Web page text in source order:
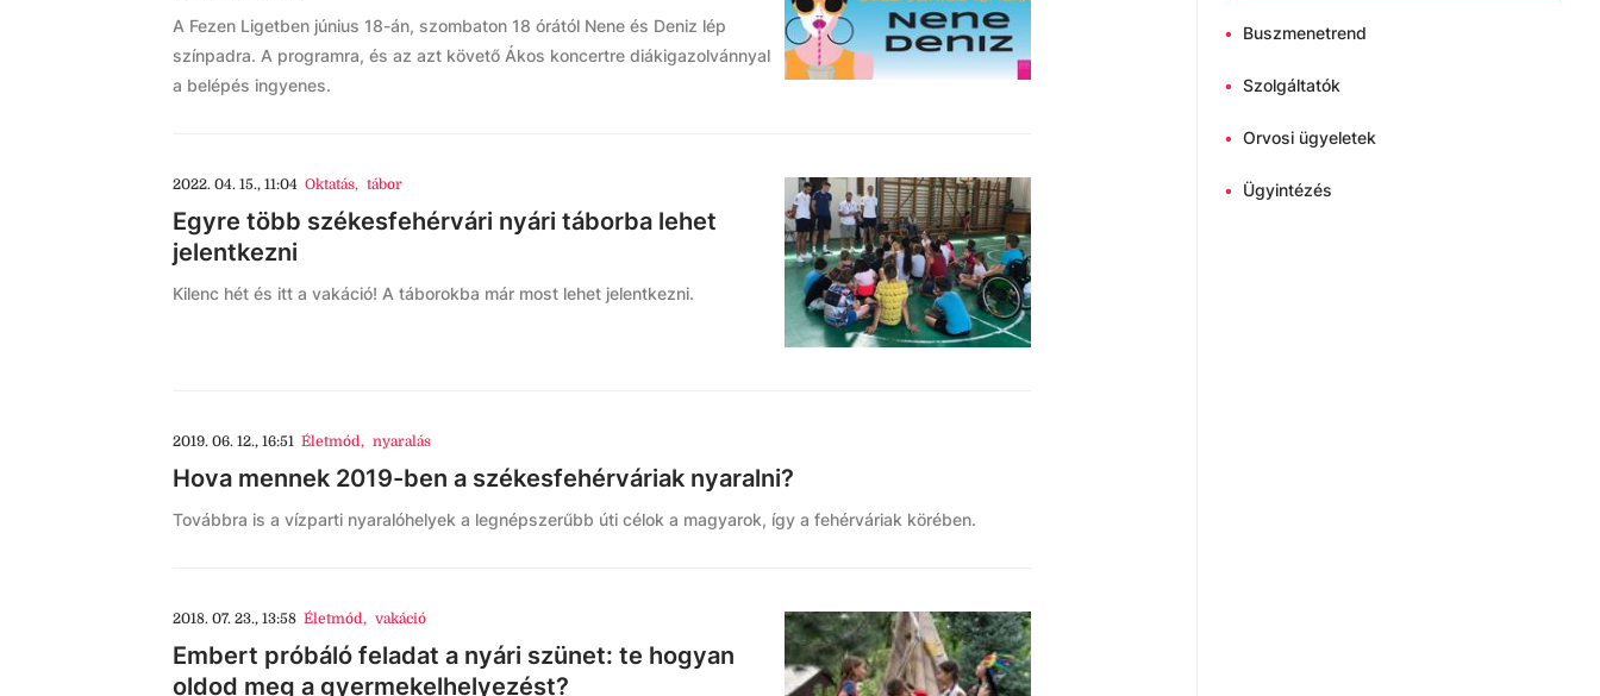
A Fezen Ligetben június 18-án, szombaton 18 órától Nene és Deniz lép
színpadra. A programra, és az azt követő Ákos koncertre diákigazolvánnyal
a belépés ingyenes.
2022. 04. 15., 11:04 Oktatás, tábor
Egyre több székesfehérvári nyári táborba lehet
jelentkezni
Kilenc hét és itt a vakáció! A táborokba már most lehet jelentkezni.
2019. 06. 12., 16:51 Életmód, nyaralás
Hova mennek 2019-ben a székesfehérváriak nyaralni?
Továbbra is a vízparti nyaralóhelyek a legnépszerűbb úti célok a magyarok, így a fehérváriak körében.
2018. 07. 23., 13:58 Életmód, vakáció
Embert próbáló feladat a nyári szünet: te hogyan
oldod meg a gyermekelhelyezést?
• Buszmenetrend
• Szolgáltatók
• Orvosi ügyeletek
• Ügyintézés